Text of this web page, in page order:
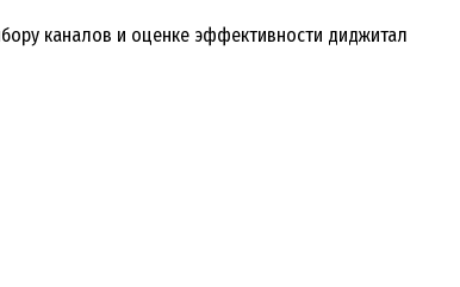
каналов и оценке эффективности диджитал